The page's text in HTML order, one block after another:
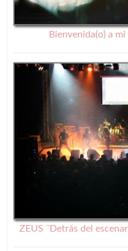
Bienvenida(o) a
ZEUS ¨Detrás del